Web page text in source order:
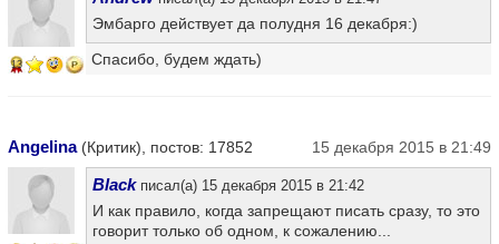
13
Эмбарго действует да полудня 16 декабря:)
Спасибо, будем ждать)
Angelina(Критик), постов: 17852 15 декабря 2015 в 21:49
Blackписал(а) 15 декабря 2015 в 21:42
И как правило, когда запрещают писать сразу, то это
говорит только об одном, к сожалению...